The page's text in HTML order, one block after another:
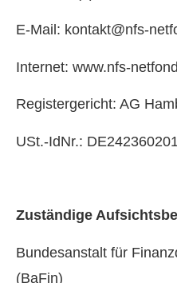
E-Mail: kontakt@nfs-
Internet: www.nfs-
Registergericht: AG
USt.-IdNr.: DE242360201
Zuständige
Bundesanstalt für
(BaFin)